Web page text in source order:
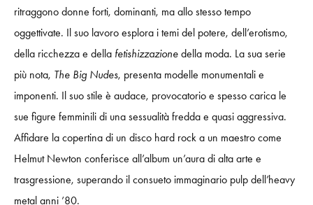
ritraggono donne forti, dominanti, ma allo stesso tempo
oggettivate. Il suo lavoro esplora i temi del potere, dell’erotismo,
della ricchezza e della fetishizzazione della moda. La sua serie
più nota, The Big Nudes, presenta modelle monumentali e
imponenti. Il suo stile è audace, provocatorio e spesso carica le
sue figure femminili di una sessualità fredda e quasi aggressiva.
Affidare la copertina di un disco hard rock a un maestro come
Helmut Newton conferisce all’album un’aura di alta arte e
trasgressione, superando il consueto immaginario pulp dell’heavy
metal anni ’80.